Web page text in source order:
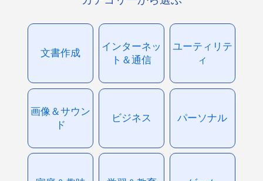
文書作成
インターネッ
ト＆通信
ユーティリテ
ィ
画像＆サウン
ド
ビジネス パーソナル